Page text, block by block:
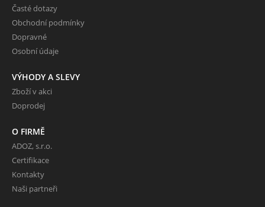
Časté dotazy
Obchodní podmínky
Dopravné
Osobní údaje
VÝHODY A SLEVY
Zboží v akci
Doprodej
O FIRMĚ
ADOZ, s.r.o.
Certifikace
Kontakty
Naši partneři